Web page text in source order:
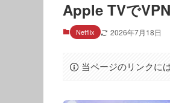
Apple TVで
Netflix 2026年7月18日
当ページのリンクに